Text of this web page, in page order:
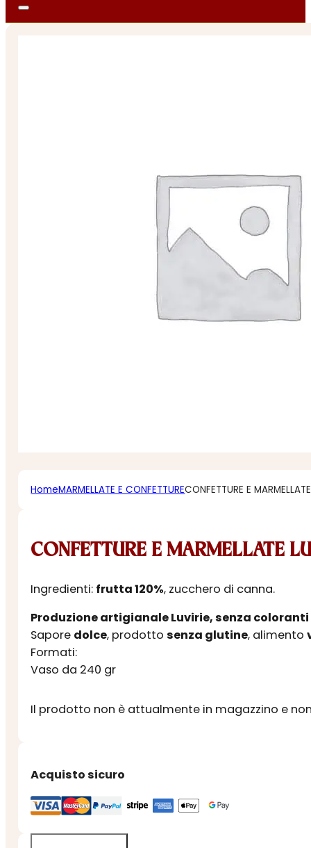
HomeMARMELLATE E CONFETTURECONFETTURE E
CONFETTURE E MARMELLATE
Ingredienti: frutta 120%, zucchero di canna.
Produzione artigianale Luvirie, senza
Sapore dolce, prodottosenza glutine, alimento
Formati:
Vaso da 240 gr
Il prodotto non è attualmente in magazzino e
Acquisto sicuro